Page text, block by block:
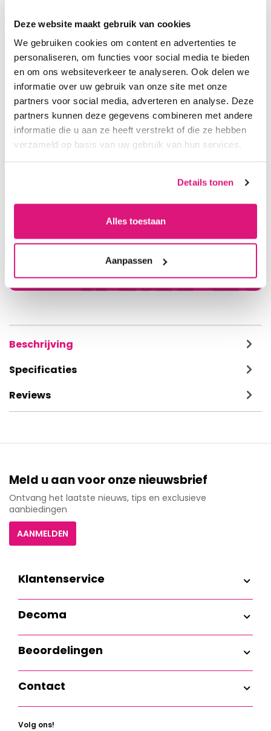
Deze website maakt gebruik van cookies
We gebruiken cookies om content en advertenties te
personaliseren, om functies voor social media te bieden
en om ons websiteverkeer te analyseren. Ook delen we
informatie over uw gebruik van onze site met onze
partners voor social media, adverteren en analyse. Deze
partners kunnen deze gegevens combineren met andere
informatie die u aan ze heeft verstrekt of die ze hebben
verzameld op basis van uw gebruik van hun services.
Details tonen
Alles toestaan
Aanpassen
Snelle levering uit eigen voorraad
Vóór 15:00 uur besteld, dezelfde werkdag verzonden
Gratis verzending v.a. €150,00 excl. BTW (Nederland)
Eenvoudig en veilig betalen
Deskundig en eerlijk advies
Vragen over dit artikel?
Neem contact met ons op
026-7857872
klantenservice@decoma.nl
Beschrijving
Specificaties
Reviews
Meld u aan voor onze nieuwsbrief
Ontvang het laatste nieuws, tips en exclusieve
aanbiedingen
AANMELDEN
Klantenservice
Decoma
Beoordelingen
Contact
Volg ons!